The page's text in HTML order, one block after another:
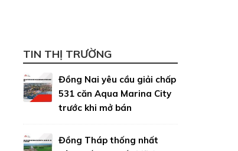
TIN THỊ TRƯỜNG
Đồng Nai yêu cầu giải chấp
531 căn Aqua Marina City
trước khi mở bán
Đồng Tháp thống nhất